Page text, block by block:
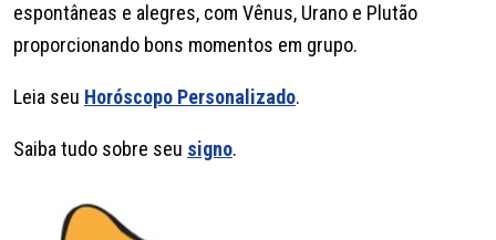
espontâneas e alegres, com Vênus, Urano e Plutão
proporcionando bons momentos em grupo.
Leia seu Horóscopo Personalizado.
Saiba tudo sobre seu signo.